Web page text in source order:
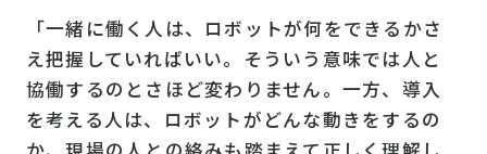
「一緒に働く人は、ロボットが何をできるかさ
え把握していればいい。そういう意味では人と
協働するのとさほど変わりません。一方、導入
を考える人は、ロボットがどんな動きをするの